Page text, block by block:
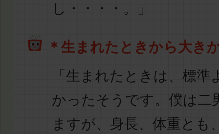
し・・・・。」
＊生まれたときから大き
「 生まれたときは、標準
かった そうです。僕は二
ますが、身長、体重とも